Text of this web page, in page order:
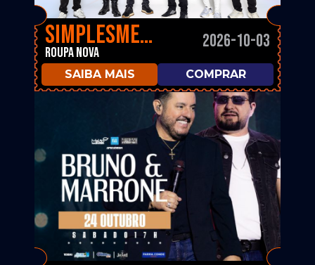
Simplesmente
Roupa Nova
2026-10-03
SAIBA MAIS COMPRAR